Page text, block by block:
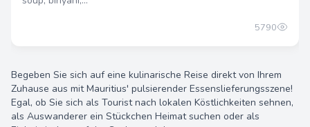
5790
Begeben Sie sich auf eine kulinarische Reise direkt von Ihrem
Zuhause aus mit Mauritius' pulsierender Essenslieferungsszene!
Egal, ob Sie sich als Tourist nach lokalen Köstlichkeiten sehnen,
als Auswanderer ein Stückchen Heimat suchen oder als